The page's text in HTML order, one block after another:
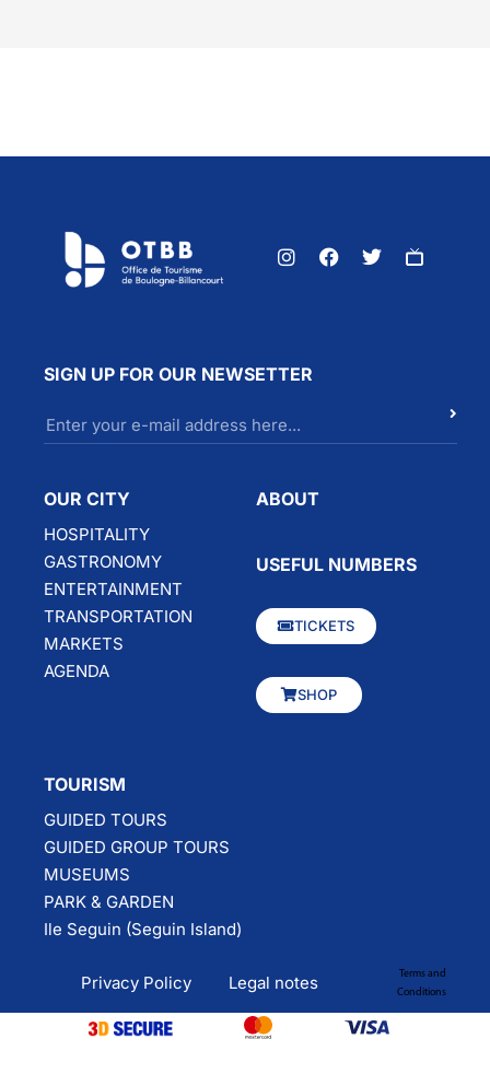
SIGN UP FOR OUR NEWSETTER
OUR CITY
HOSPITALITY
GASTRONOMY
ENTERTAINMENT
TRANSPORTATION
MARKETS
AGENDA
ABOUT
USEFUL NUMBERS
TICKETS
SHOP
TOURISM
GUIDED TOURS
GUIDED GROUP TOURS
MUSEUMS
PARK & GARDEN
Ile Seguin (Seguin Island)
Privacy Policy Legal notes
Terms and
Conditions